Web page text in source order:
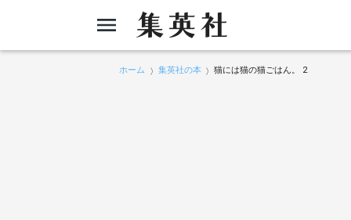
ホーム 集英社の本 猫には猫の猫ごはん。 2